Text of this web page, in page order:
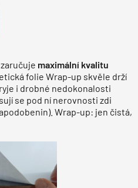
maximální kvalitu
folie Wrap-up skvěle drží
i drobné nedokonalosti
se pod ní nerovnosti zdi
Wrap-up: jen čistá,